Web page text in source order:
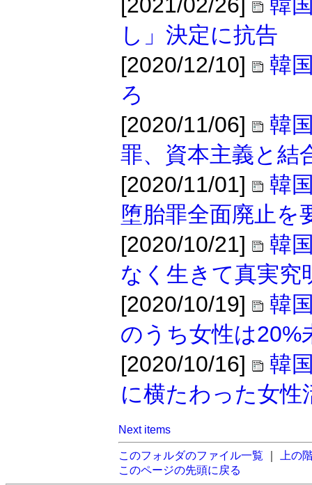
し」決定に抗告
[2020/12/10]
韓
ろ
[2020/11/06]
韓
罪、資本主義と結
[2020/11/01]
韓
堕胎罪全面廃止を
[2020/10/21]
韓
なく生きて真実究
[2020/10/19]
韓
のうち女性は20%
[2020/10/16]
韓
に横たわった女性
Next items
このフォルダのファイル一覧
上の
このページの先頭に戻る